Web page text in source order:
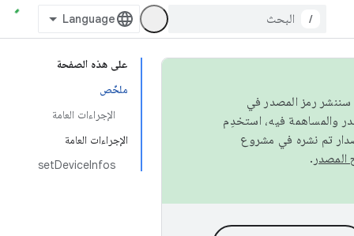
/
على هذه الصفحة
ملخّص
الإجراءات العامة
الإجراءات العامة
setDeviceInfos
سننشر رمز المصدر في
تم نشره في مشروع
.